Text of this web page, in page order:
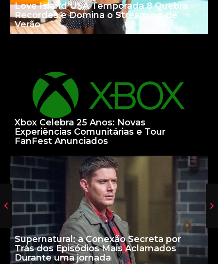
Love Island USA Temporada 8 Quebra
Recordes e Domina o Streaming de
Verão
Xbox Celebra 25 Anos: Novas
Experiências Comunitárias e Tour
FanFest Anunciados
Supernatural: a Conexão Secreta por
Trás dos Episódios Mais Aclamados
Durante uma jornada